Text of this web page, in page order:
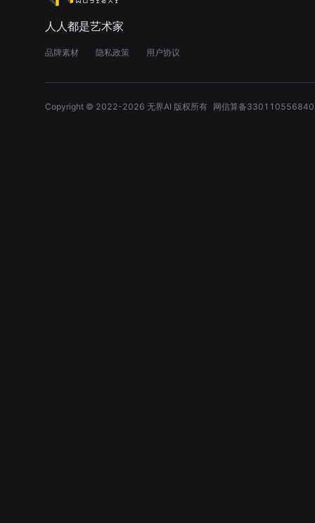
人人都是艺术家
品牌素材 隐私政策 用户协议
Copyright © 2022-2026 无界AI 版权所有 网信算备